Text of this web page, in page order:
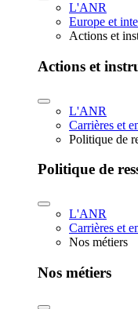
L'ANR
Europe et
Actions et
Actions et
L'ANR
Carrières et
Politique de
Politique de
L'ANR
Carrières et
Nos métiers
Nos métiers